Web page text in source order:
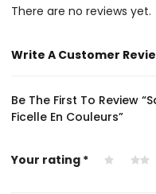
There are no reviews yet.
Write A Customer
Be The First To Review
Ficelle En Couleurs”
Your rating *